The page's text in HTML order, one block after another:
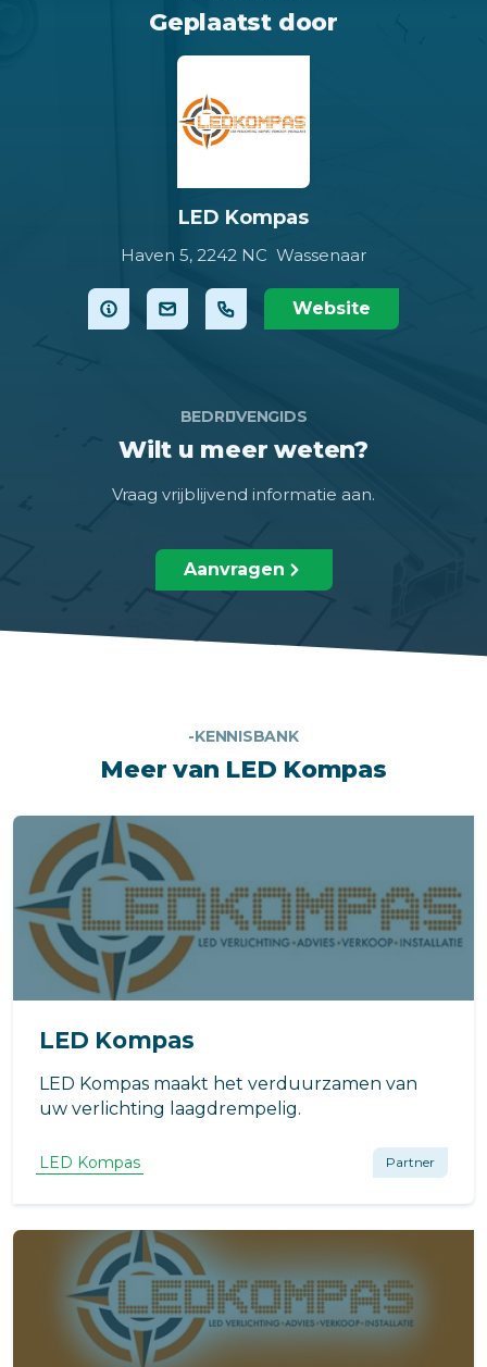
Geplaatst door
LED Kompas
Haven 5, 2242 NC Wassenaar
Website
BEDRIJVENGIDS
Wilt u meer weten?
Vraag vrijblijvend informatie aan.
Aanvragen
-KENNISBANK
Meer van LED Kompas
LED Kompas
LED Kompas maakt het verduurzamen van
uw verlichting laagdrempelig.
LED Kompas Partner